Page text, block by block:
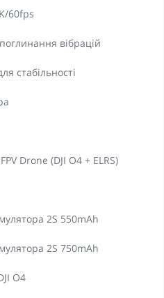
60fps
вібрацій
стабільності
Drone (DJI O4 + ELRS)
2S 550mAh
2S 750mAh
O4